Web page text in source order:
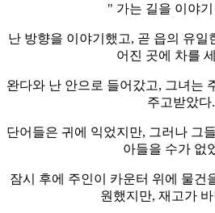
" 가는 길을 이야
난 방향을 이야기했고, 곧 읍의 유일
어진 곳에 차를
완다와 난 안으로 들어갔고, 그녀는
주고받았다.
단어들은 귀에 익었지만, 그러나 그
아들을 수가 없
잠시 후에 주인이 카운터 위에 물건
원했지만, 재고가